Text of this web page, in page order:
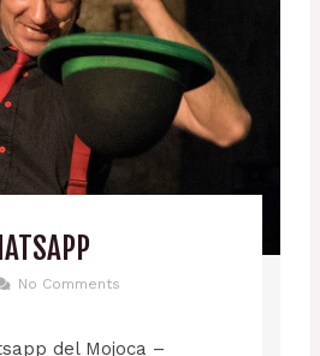
No Comments
del Mojoca –